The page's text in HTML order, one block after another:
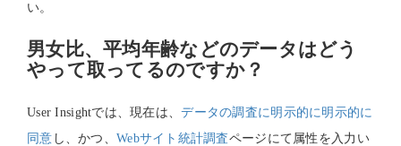
い。
男女比、平均年齢などのデータはどう
やって取ってるのですか？
User Insightでは、現在は、データの調査に明示的に明示的に
同意 し、かつ、 Webサイト統計調査ページにて属性を入力い